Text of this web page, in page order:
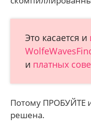
Это касается и
и платных
Потому ПРОБУЙТЕ
решена.